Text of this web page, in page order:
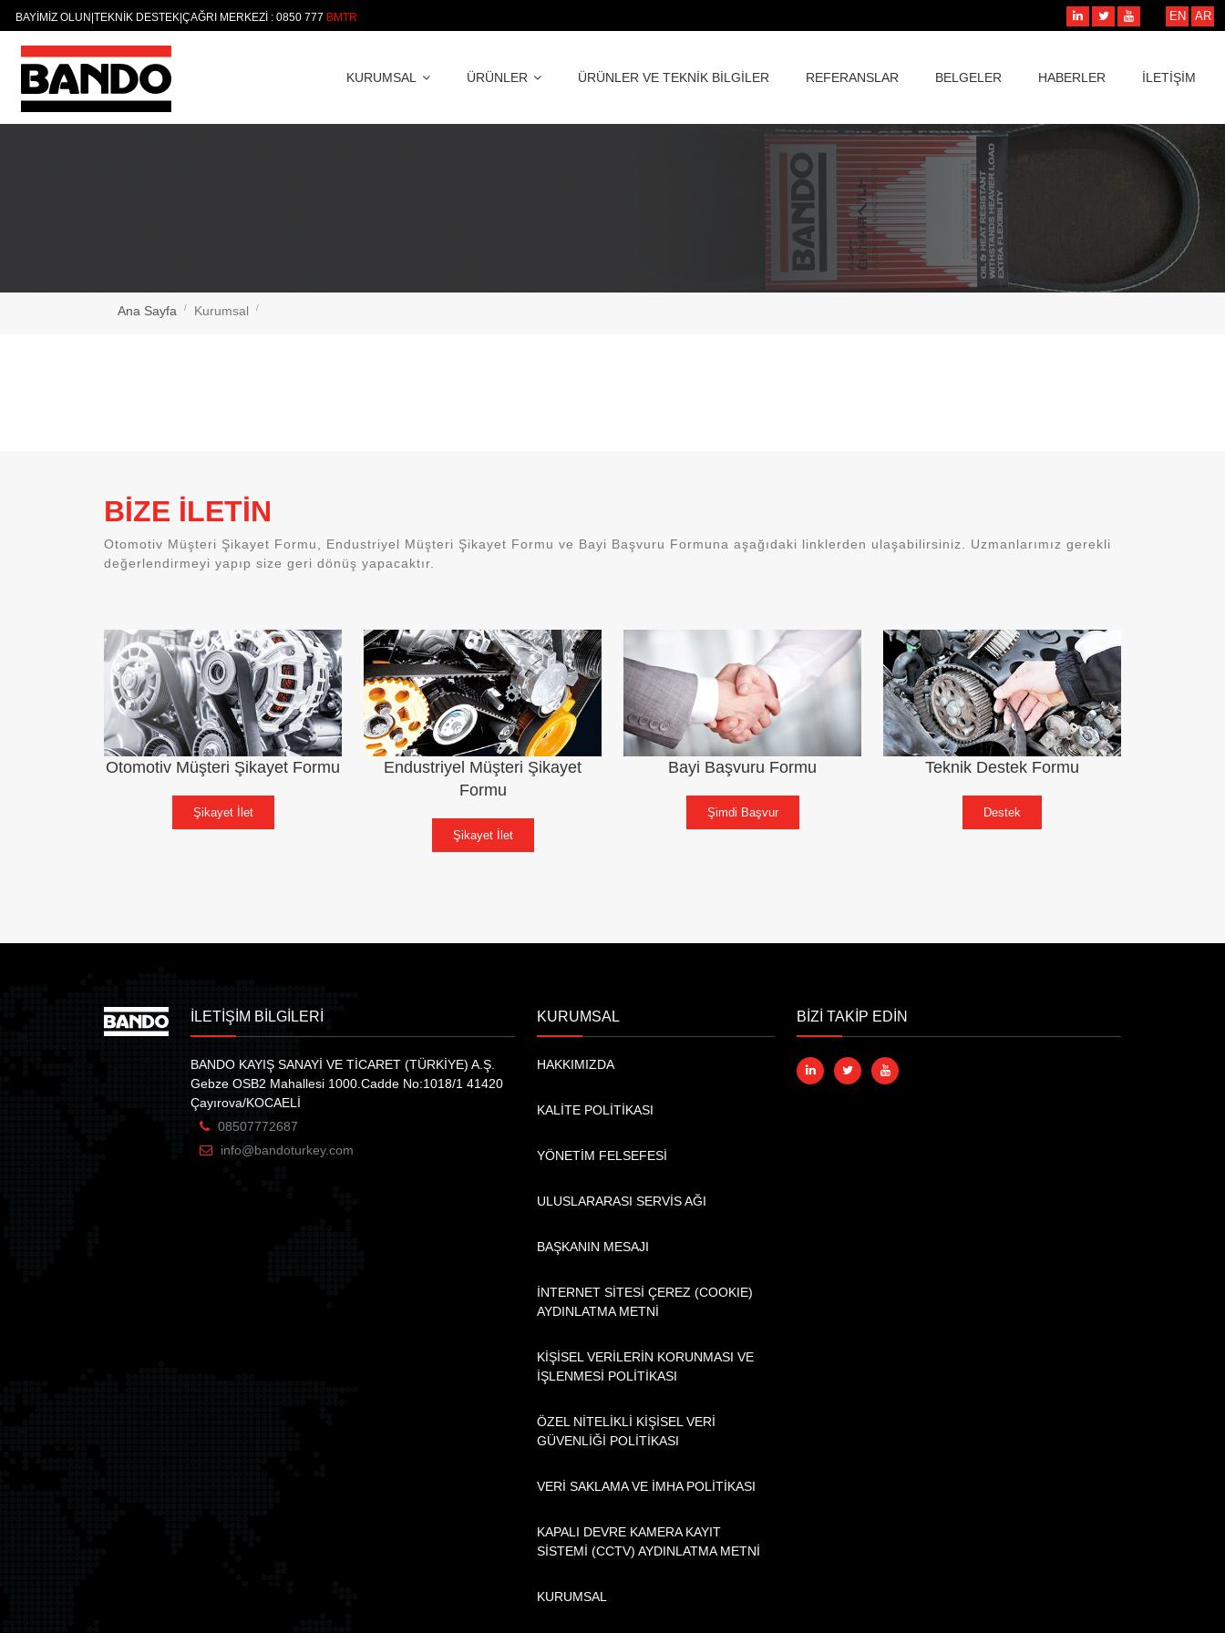
BAYİMİZ OLUN TEKNİK DESTEK ÇAĞRI MERKEZİ : 0850 777 EN AR
KURUMSAL ÜRÜNLER ÜRÜNLER VE TEKNİK BİLGİLER REFERANSLAR BELGELER HABERLER İLETİŞİM
Ana Sayfa Kurumsal
BİZE İLETİN
Otomotiv Müşteri Şikayet Formu, Endustriyel Müşteri Şikayet Formu ve Bayi Başvuru Formuna aşağıdaki linklerden ulaşabilirsiniz. Uzmanlarımız gerekli
değerlendirmeyi yapıp size geri dönüş yapacaktır.
Otomotiv Müşteri Şikayet Formu
Şikayet İlet
Endustriyel Müşteri Şikayet
Formu
Şikayet İlet
Bayi Başvuru Formu
Şimdi Başvur
Teknik Destek Formu
Destek
İLETİŞİM BİLGİLERİ
BANDO KAYIŞ SANAYİ VE TİCARET (TÜRKİYE) A.Ş.
Gebze OSB2 Mahallesi 1000.Cadde No:1018/1 41420
Çayırova/KOCAELİ
08507772687
info@bandoturkey.com
KURUMSAL
HAKKIMIZDA
KALİTE POLİTİKASI
YÖNETİM FELSEFESİ
ULUSLARARASI SERVİS AĞI
BAŞKANIN MESAJI
İNTERNET SİTESİ ÇEREZ (COOKIE)
AYDINLATMA METNİ
KİŞİSEL VERİLERİN KORUNMASI VE
İŞLENMESİ POLİTİKASI
ÖZEL NİTELİKLİ KİŞİSEL VERİ
GÜVENLİĞİ POLİTİKASI
VERİ SAKLAMA VE İMHA POLİTİKASI
KAPALI DEVRE KAMERA KAYIT
SİSTEMİ (CCTV) AYDINLATMA METNİ
KURUMSAL
BİZİ TAKİP EDİN